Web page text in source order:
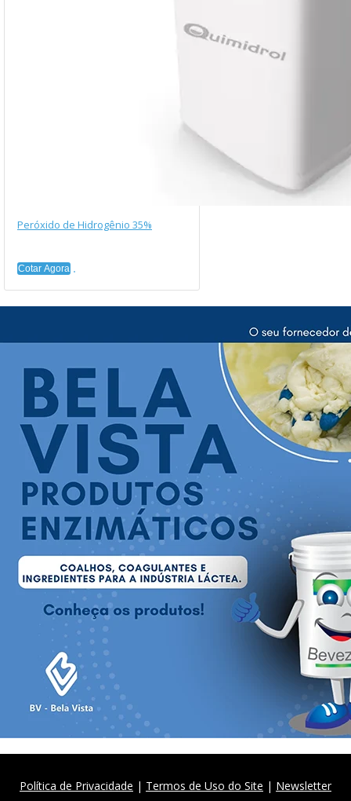
Peróxido de Hidrogênio 35%
Cotar Agora
Política de Privacidade | Termos de Uso do Site | Newsletter